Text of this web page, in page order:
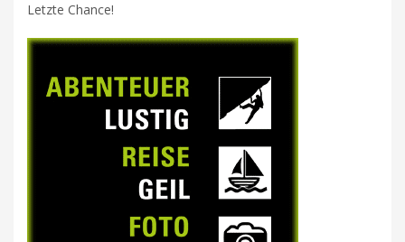
Letzte Chance!